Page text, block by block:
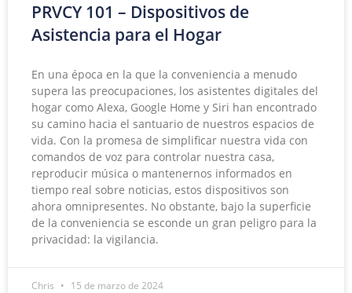
PRVCY 101 – Dispositivos de
Asistencia para el Hogar
En una época en la que la conveniencia a menudo
supera las preocupaciones, los asistentes digitales del
hogar como Alexa, Google Home y Siri han encontrado
su camino hacia el santuario de nuestros espacios de
vida. Con la promesa de simplificar nuestra vida con
comandos de voz para controlar nuestra casa,
reproducir música o mantenernos informados en
tiempo real sobre noticias, estos dispositivos son
ahora omnipresentes. No obstante, bajo la superficie
de la conveniencia se esconde un gran peligro para la
privacidad: la vigilancia.
Chris 15 de marzo de 2024